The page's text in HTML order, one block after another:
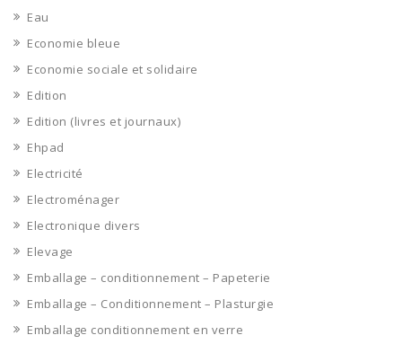
Eau
Economie bleue
Economie sociale et solidaire
Edition
Edition (livres et journaux)
Ehpad
Electricité
Electroménager
Electronique divers
Elevage
Emballage – conditionnement – Papeterie
Emballage – Conditionnement – Plasturgie
Emballage conditionnement en verre